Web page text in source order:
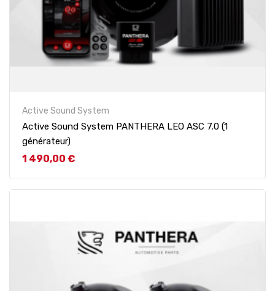
Active Sound System
Active Sound System PANTHERA LEO ASC 7.0 (1
générateur)
Prix
1 490,00 €